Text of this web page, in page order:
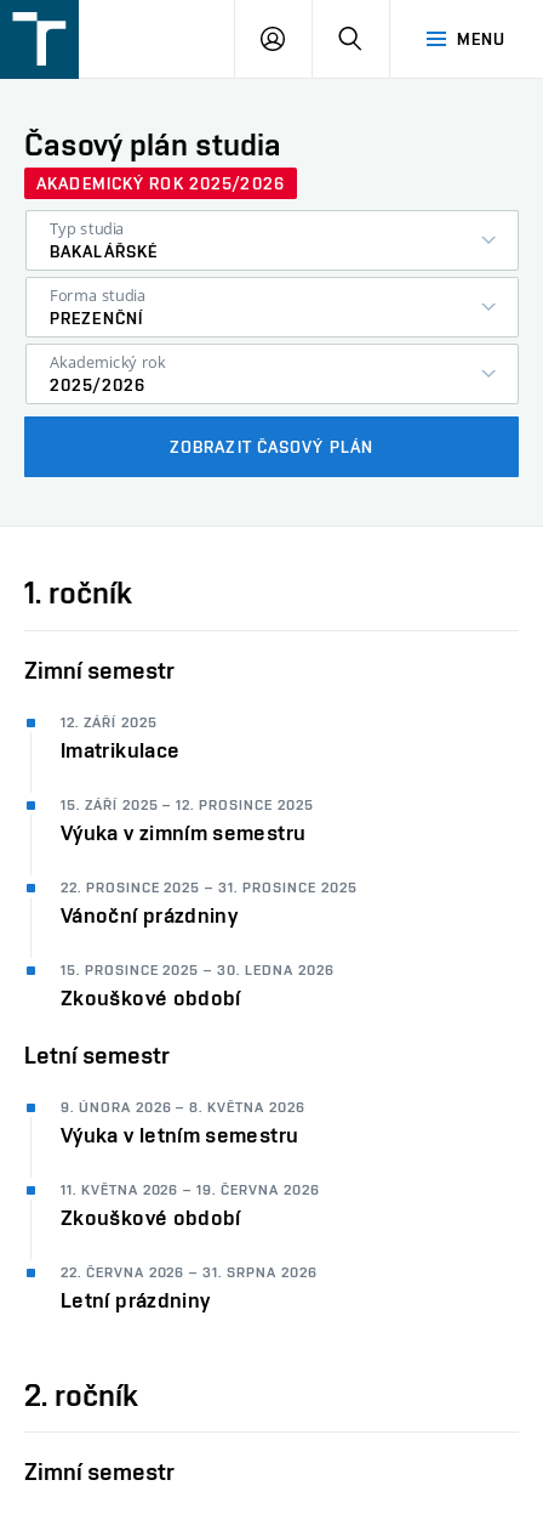
v
MENU
PŘIHLÁŠENÍ
Časový plán studia
AKADEMICKÝ ROK 2025/2026
Typ studia
BAKALÁŘSKÉ
Forma studia
PREZENČNÍ
Akademický rok
2025/2026
ZOBRAZIT ČASOVÝ PLÁN
1. ročník
Zimní semestr
12. ZÁŘÍ 2025
Imatrikulace
15. ZÁŘÍ 2025 – 12. PROSINCE 2025
Výuka v zimním semestru
22. PROSINCE 2025 – 31. PROSINCE 2025
Vánoční prázdniny
15. PROSINCE 2025 – 30. LEDNA 2026
Zkouškové období
Letní semestr
9. ÚNORA 2026 – 8. KVĚTNA 2026
Výuka v letním semestru
11. KVĚTNA 2026 – 19. ČERVNA 2026
Zkouškové období
22. ČERVNA 2026 – 31. SRPNA 2026
Letní prázdniny
2. ročník
Zimní semestr